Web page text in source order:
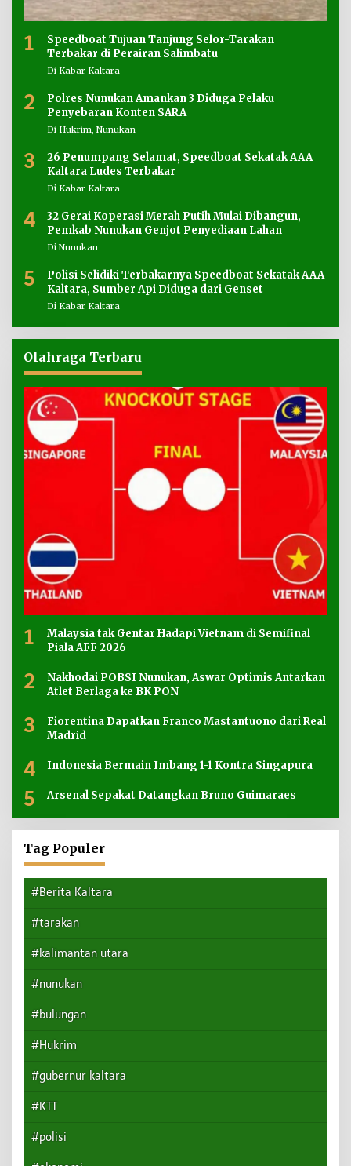
1
Speedboat Tujuan Tanjung Selor-Tarakan
Terbakar di Perairan Salimbatu
Di Kabar Kaltara
2
Polres Nunukan Amankan 3 Diduga Pelaku
Penyebaran Konten SARA
Di Hukrim, Nunukan
3
26 Penumpang Selamat, Speedboat Sekatak AAA
Kaltara Ludes Terbakar
Di Kabar Kaltara
4
32 Gerai Koperasi Merah Putih Mulai Dibangun,
Pemkab Nunukan Genjot Penyediaan Lahan
Di Nunukan
5
Polisi Selidiki Terbakarnya Speedboat Sekatak AAA
Kaltara, Sumber Api Diduga dari Genset
Di Kabar Kaltara
Olahraga Terbaru
1
Malaysia tak Gentar Hadapi Vietnam di Semifinal
Piala AFF 2026
2
Nakhodai POBSI Nunukan, Aswar Optimis Antarkan
Atlet Berlaga ke BK PON
3
Fiorentina Dapatkan Franco Mastantuono dari Real
Madrid
4 Indonesia Bermain Imbang 1-1 Kontra Singapura
5 Arsenal Sepakat Datangkan Bruno Guimaraes
Tag Populer
#Berita Kaltara
#tarakan
#kalimantan utara
#nunukan
#bulungan
#Hukrim
#gubernur kaltara
#KTT
#polisi